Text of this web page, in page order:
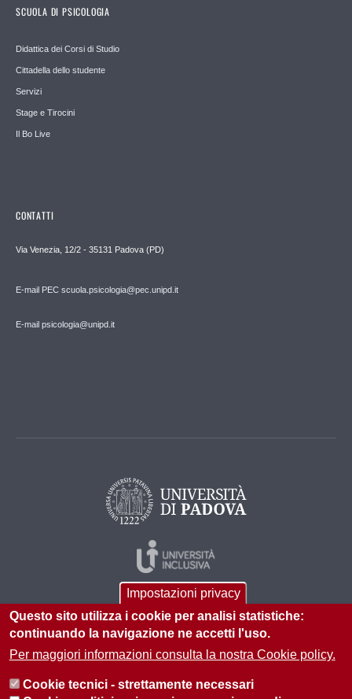
SCUOLA DI PSICOLOGIA
Didattica dei Corsi di Studio
Cittadella dello studente
Servizi
Stage e Tirocini
Il Bo Live
CONTATTI
Via Venezia, 12/2 - 35131 Padova (PD)
E-mail PEC scuola.psicologia@pec.unipd.it
E-mail psicologia@unipd.it
Impostazioni privacy
Questo sito utilizza i cookie per analisi statistiche:
continuando la navigazione ne accetti l'uso.
Per maggiori informazioni consulta la nostra Cookie policy.
Cookie tecnici - strettamente necessari